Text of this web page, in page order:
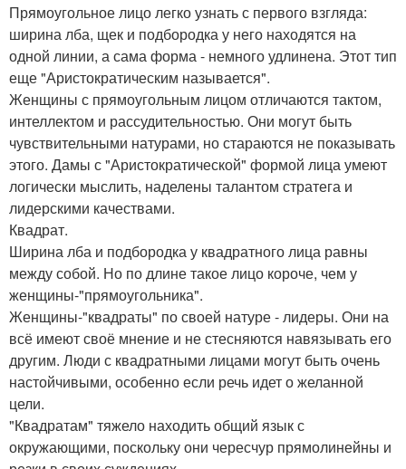
Прямоугольное лицо легко узнать с первого взгляда:
ширина лба, щек и подбородка у него находятся на
одной линии, а сама форма - немного удлинена. Этот тип
еще "Аристократическим называется".
Женщины с прямоугольным лицом отличаются тактом,
интеллектом и рассудительностью. Они могут быть
чувствительными натурами, но стараются не показывать
этого. Дамы с "Аристократической" формой лица умеют
логически мыслить, наделены талантом стратега и
лидерскими качествами.
Квадрат.
Ширина лба и подбородка у квадратного лица равны
между собой. Но по длине такое лицо короче, чем у
женщины-"прямоугольника".
Женщины-"квадраты" по своей натуре - лидеры. Они на
всё имеют своё мнение и не стесняются навязывать его
другим. Люди с квадратными лицами могут быть очень
настойчивыми, особенно если речь идет о желанной
цели.
"Квадратам" тяжело находить общий язык с
окружающими, поскольку они чересчур прямолинейны и